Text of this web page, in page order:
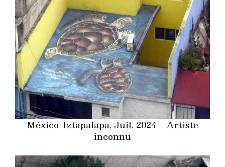
México-Iztapalapa, Juil. 2024 – Artiste
inconnu